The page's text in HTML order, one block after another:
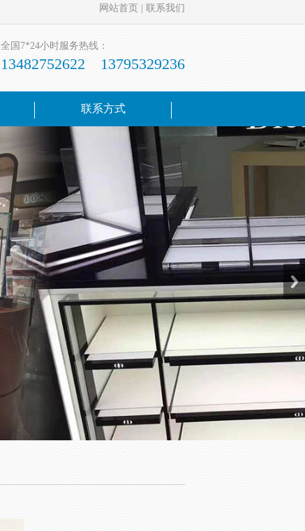
网站首页 联系我们
全国7*24小时服务热线：
13482752622 13795329236
联系方式